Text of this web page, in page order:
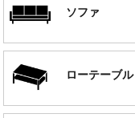
ソファ
ローテーブル